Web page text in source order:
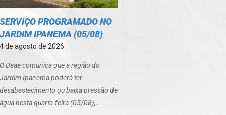
SERVIÇO PROGRAMADO NO
JARDIM IPANEMA (05/08)
4 de agosto de 2026
O Daae comunica que a região do
Jardim Ipanema poderá ter
desabastecimento ou baixa pressão de
água nesta quarta-feira (05/08),…